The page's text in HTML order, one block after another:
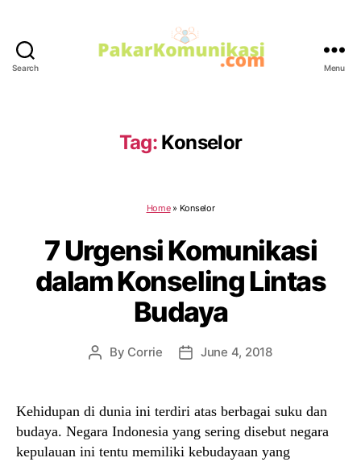
Search Menu
Tag: Konselor
Home» Konselor
7 Urgensi Komunikasi
dalam Konseling Lintas
Budaya
Post
By Corrie
PostJune 4, 2018
Kehidupan di dunia ini terdiri atas berbagai suku dan
budaya. Negara Indonesia yang sering disebut negara
kepulauan ini tentu memiliki kebudayaan yang